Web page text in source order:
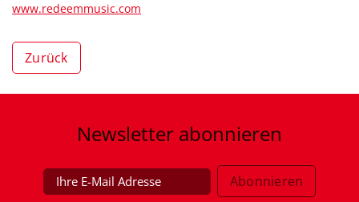
www.redeemmusic.com
Zurück
Newsletter abonnieren